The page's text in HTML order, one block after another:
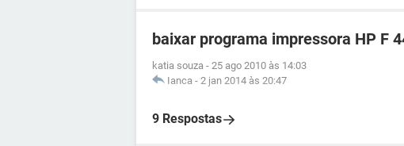
baixar programa impressora HP F
katia souza - 25 ago 2010 às 14:03
Ianca - 2 jan 2014 às 20:47
9 Respostas